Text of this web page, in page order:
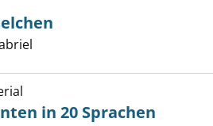
vom Eselchen anzeigen
in 20 Sprachen